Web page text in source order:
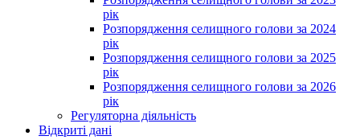
рік
Розпорядження селищного голови за 2024
рік
Розпорядження селищного голови за 2025
рік
Розпорядження селищного голови за 2026
рік
Регуляторна діяльність
Відкриті дані